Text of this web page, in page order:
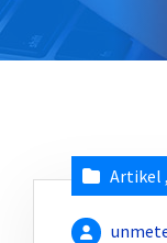
Artikel ,